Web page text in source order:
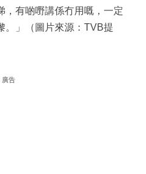
，有啲嘢講係冇用嘅，一定
。」（圖片來源：TVB提
廣告